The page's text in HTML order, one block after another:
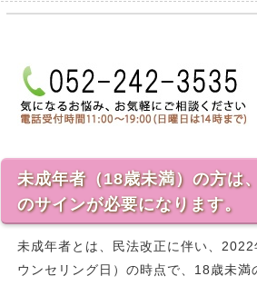
未成年者（18歳未満）の方は
のサインが必要になります。
未成年者とは、民法改正に伴い、
ウンセリング日）の時点で、18歳未満